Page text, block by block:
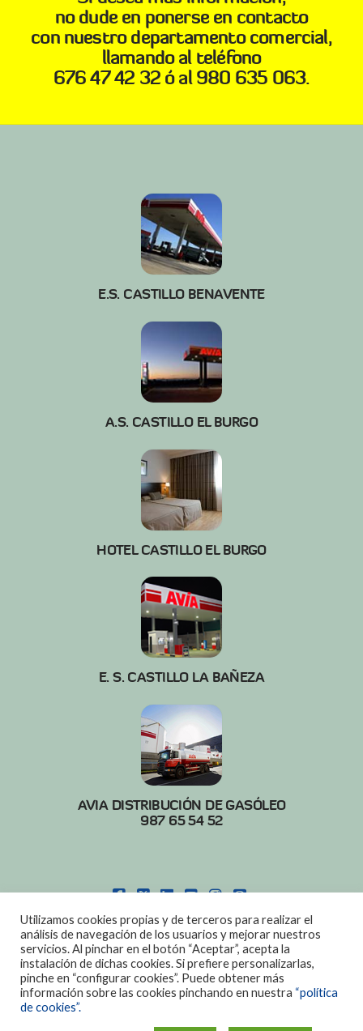
no dude en ponerse en contacto
con nuestro departamento comercial,
llamando al teléfono
676 47 42 32 ó al 980 635 063.
E.S. CASTILLO BENAVENTE
A.S. CASTILLO EL BURGO
HOTEL CASTILLO EL BURGO
E. S. CASTILLO LA BAÑEZA
AVIA DISTRIBUCIÓN DE GASÓLEO
987 65 54 52
POLITICA DE COOKIES|AVISO LEGAL
DISEÑO: DIAN SISTEMAS
Utilizamos cookies propias y de terceros para realizar el
análisis de navegación de los usuarios y mejorar nuestros
servicios. Al pinchar en el botón “Aceptar”, acepta la
instalación de dichas cookies. Si prefiere personalizarlas,
pinche en “configurar cookies”. Puede obtener más
información sobre las cookies pinchando en nuestra “política
de cookies”.